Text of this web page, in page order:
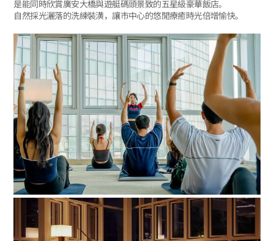
是能同時欣賞廣安大橋與遊艇碼頭景致的五星級豪華飯店。
自然採光灑落的洗練裝潢，讓市中心的悠閒療癒時光倍增愉快。